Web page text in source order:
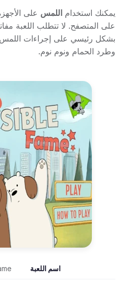
يمكنك استخدام اللمس على
على المتصفح. لا تتطلب اللعبة
بشكل رئيسي على إجراءات اللمس
وطرد الحمام ونوم نوم.
اسم اللعبة